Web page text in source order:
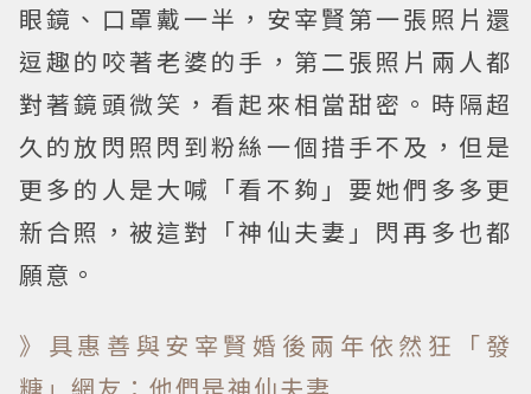
眼鏡、口罩戴一半，安宰賢第一張照片還
逗趣的咬著老婆的手，第二張照片兩人都
對著鏡頭微笑，看起來相當甜密。時隔超
久的放閃照閃到粉絲一個措手不及，但是
更多的人是大喊「看不夠」要她們多多更
新合照，被這對「神仙夫妻」閃再多也都
願意。
》具惠善與安宰賢婚後兩年依然狂「發